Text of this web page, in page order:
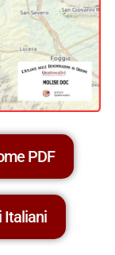
PDF
Italiani